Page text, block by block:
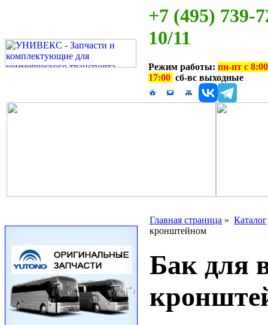
+7 (495) 739-
10/11
Режим работы: пн-пт с
17:00 сб-вс выходные
Главная страница » Каталог
кронштейном
Бак для